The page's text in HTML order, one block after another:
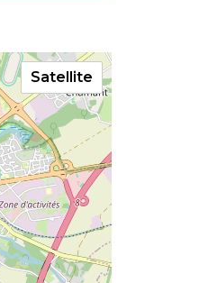
Satellite